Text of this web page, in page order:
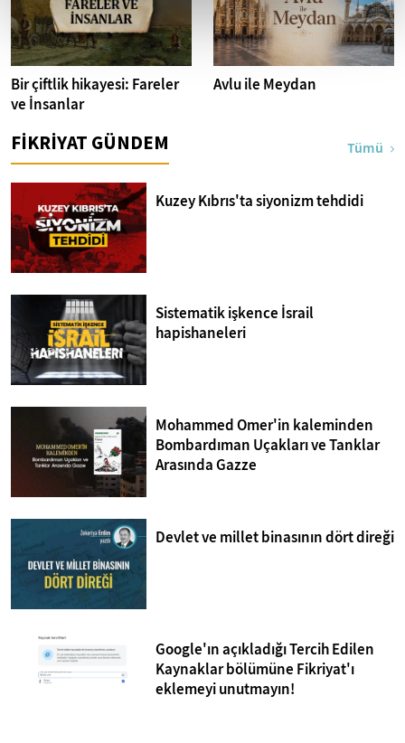
Bir çiftlik hikayesi: Fareler
ve İnsanlar
Avlu ile Meydan
FİKRİYAT GÜNDEM Tümü
Kuzey Kıbrıs'ta siyonizm tehdidi
Sistematik işkence İsrail
hapishaneleri
Mohammed Omer'in kaleminden
Bombardıman Uçakları ve Tanklar
Arasında Gazze
Devlet ve millet binasının dört direği
Google'ın açıkladığı Tercih Edilen
Kaynaklar bölümüne Fikriyat'ı
eklemeyi unutmayın!